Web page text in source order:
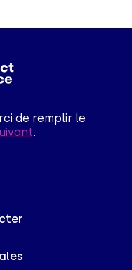
de remplir le
.